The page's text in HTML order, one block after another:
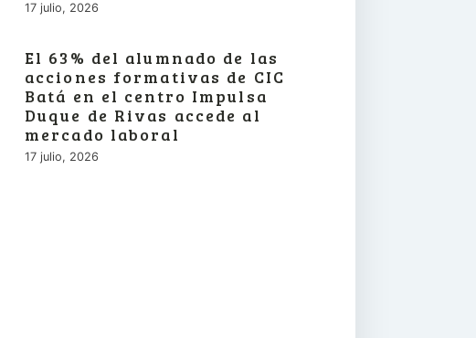
17 julio, 2026
El 63% del alumnado de las
acciones formativas de CIC
Batá en el centro Impulsa
Duque de Rivas accede al
mercado laboral
17 julio, 2026